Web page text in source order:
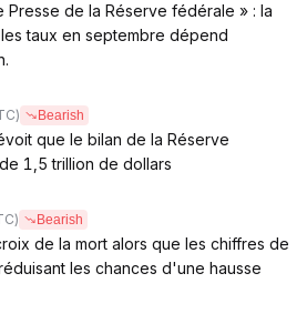
de la Réserve fédérale » : la
taux en septembre dépend
Bearish
que le bilan de la Réserve
1,5 trillion de dollars
Bearish
de la mort alors que les chiffres de
les chances d'une hausse